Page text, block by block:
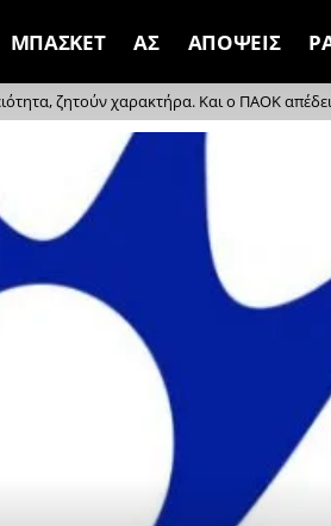
ΜΠΑΣΚΕΤ ΑΣ ΑΠΟΨΕΙΣ
ζητούν χαρακτήρα. Και ο ΠΑΟΚ